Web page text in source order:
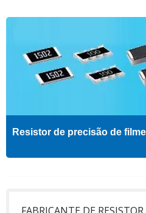
Resistor de precisão de